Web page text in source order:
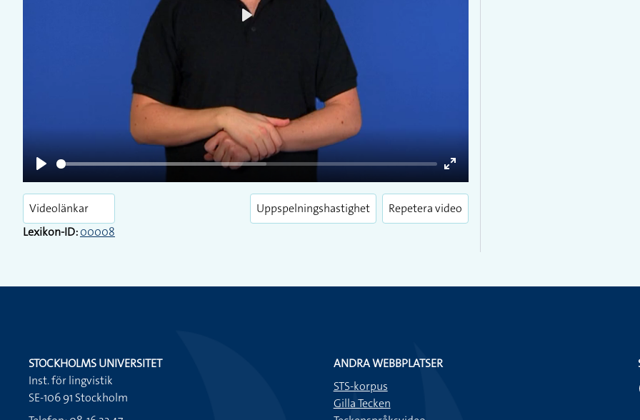
Play
Enter
fullscreen
Play
Videolänkar
Lexikon-ID:00008
Uppspelningshastighet Repetera video
STOCKHOLMS UNIVERSITET
Inst. för lingvistik
SE-106 91 Stockholm
ANDRA WEBBPLATSER
STS-korpus
Gilla Tecken